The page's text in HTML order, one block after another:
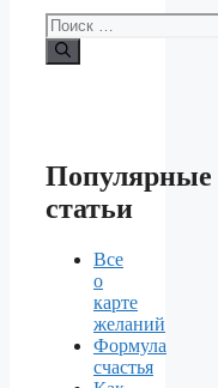
Поиск:
Популярные
статьи
Все
о
карте
желаний
Формула
счастья